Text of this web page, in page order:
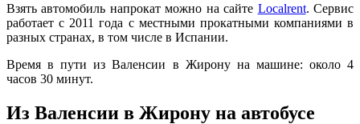
Взять автомобиль напрокат можно на сайте Localrent. Сервис
работает c 2011 года с местными прокатными компаниями в
разных странах, в том числе в Испании.
Время в пути из Валенсии в Жирону на машине: около 4
часов 30 минут.
Из Валенсии в Жирону на автобусе